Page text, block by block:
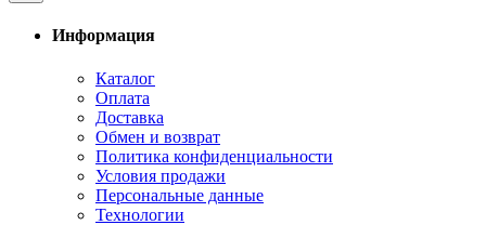
Информация
Каталог
Оплата
Доставка
Обмен и возврат
Политика конфиденциальности
Условия продажи
Персональные данные
Технологии